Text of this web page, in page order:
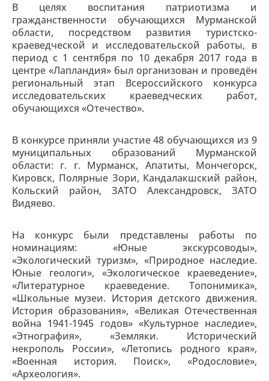
В целях воспитания патриотизма и
гражданственности обучающихся Мурманской
области, посредством развития туристско-
краеведческой и исследовательской работы, в
период с 1 сентября по 10 декабря 2017 года в
центре «Лапландия» был организован и проведён
региональный этап Всероссийского конкурса
исследовательских краеведческих работ,
обучающихся «Отечество».
В конкурсе приняли участие 48 обучающихся из 9
муниципальных образований Мурманской
области: г. г. Мурманск, Апатиты, Мончегорск,
Кировск, Полярные Зори, Кандалакшский район,
Кольский район, ЗАТО Александровск, ЗАТО
Видяево.
На конкурс были представлены работы по
номинациям: «Юные экскурсоводы»,
«Экологический туризм», «Природное наследие.
Юные геологи», «Экологическое краеведение»,
«Литературное краеведение. Топонимика»,
«Школьные музеи. История детского движения.
История образования», «Великая Отечественная
война 1941-1945 годов» «Культурное наследие»,
«Этнография», «Земляки. Исторический
некрополь России», «Летопись родного края»,
«Военная история. Поиск», «Родословие»,
«Археология».